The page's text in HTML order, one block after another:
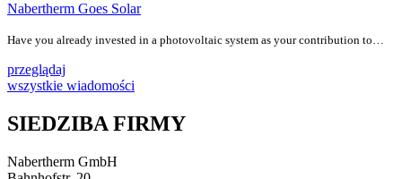
Nabertherm Goes Solar
Have you already invested in a photovoltaic system as your contribution to…
przeglądaj
wszystkie wiadomości
SIEDZIBA FIRMY
Nabertherm GmbH